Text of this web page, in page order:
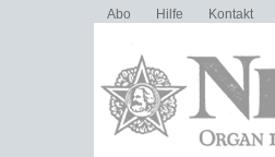
Abo Hilfe Kontakt